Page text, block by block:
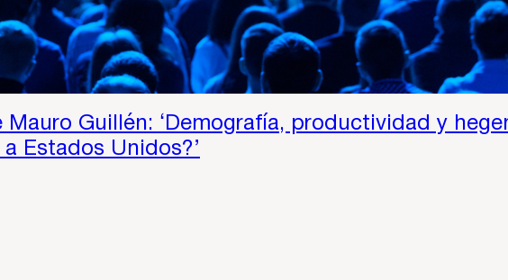
Guillén: ‘Demografía, productividad y
Estados Unidos?’